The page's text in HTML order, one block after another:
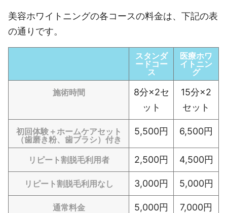
美容ホワイトニングの各コースの料金は、下記の表
の通りです。
スタンダ
ードコー
ス
医療ホワ
イトニン
グ
施術時間
8分×2セ
ット
15分×2
セット
初回体験＋ホームケアセット
（歯磨き粉、歯ブラシ）付き
5,500円 6,500円
リピート割脱毛利用者 2,500円 4,500円
リピート割脱毛利用なし 3,000円 5,000円
通常料金 5,000円 7,000円